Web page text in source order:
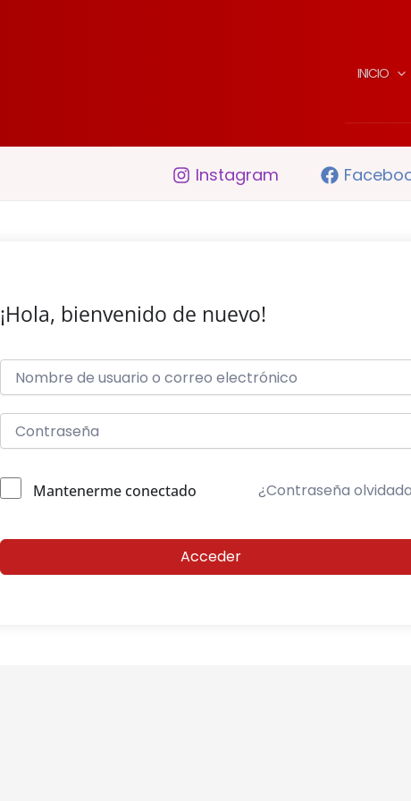
INICIO
Instagram
¡Hola, bienvenido de nuevo!
Mantenerme conectado ¿Contraseña
Acceder